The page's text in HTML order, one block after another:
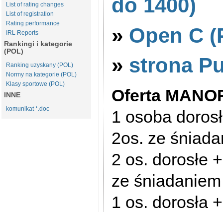
List of rating changes
List of registration
Rating performance
IRL Reports
Rankingi i kategorie
(POL)
Ranking uzyskany (POL)
Normy na kategorie (POL)
Klasy sportowe (POL)
INNE
komunikat *.doc
do 1400)
» Open C
» strona
Oferta
1 osoba
2os. ze
2 os. dorosłe
ze
1 os. dorosła